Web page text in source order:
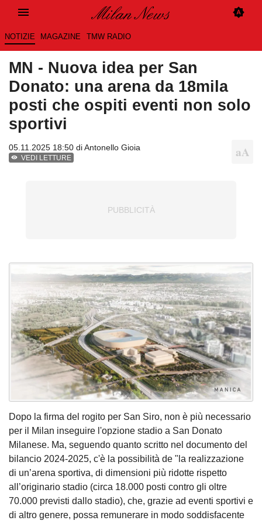
NOTIZIE MAGAZINE TMW RADIO
MN - Nuova idea per San
Donato: una arena da 18mila
posti che ospiti eventi non solo
sportivi
05.11.2025 18:50 diAntonello Gioia
VEDI LETTURE
Dopo la firma del rogito per San Siro, non è più necessario
per il Milan inseguire l'opzione stadio a San Donato
Milanese. Ma, seguendo quanto scritto nel documento del
bilancio 2024-2025, c'è la possibilità de "la realizzazione
di un’arena sportiva, di dimensioni più ridotte rispetto
all’originario stadio (circa 18.000 posti contro gli oltre
70.000 previsti dallo stadio), che, grazie ad eventi sportivi e
di altro genere, possa remunerare in modo soddisfacente